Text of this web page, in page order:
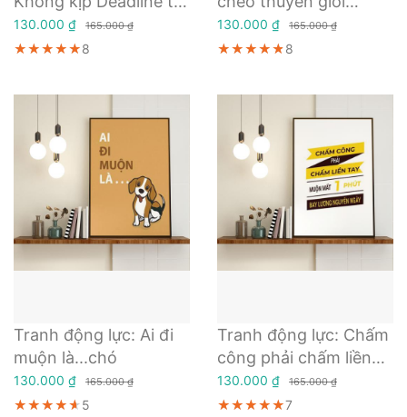
bay tiền thưởng
130.000 ₫ 165.000 ₫
★★★★★
★★★★★
★★★★★8
không đến từ vùng
biển lặng sóng
130.000 ₫ 165.000 ₫
★★★★★
★★★★★
★★★★★8
Tranh động lực: Ai đi
muộn là...chó
130.000 ₫ 165.000 ₫
★★★★★
★★★★★
★★★★★5
Tranh động lực: Chấm
công phải chấm liền
tay, muộn mất 1 phút
bay lương nguyên
130.000 ₫ 165.000 ₫
★★★★★
★★★★★
★★★★★7